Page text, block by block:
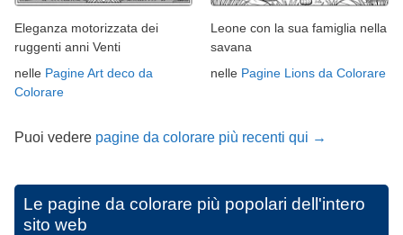
Eleganza motorizzata dei
ruggenti anni Venti
nelle Pagine Art deco da
Colorare
Leone con la sua famiglia nella
savana
nelle Pagine Lions da Colorare
Puoi vedere pagine da colorare più recenti qui →
Le pagine da colorare più popolari dell'intero
sito web